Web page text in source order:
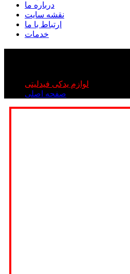
درباره ما
نقشه سایت
ارتباط با ما
خدمات
لوازم یدکی فیدلیتی
صفحه اصلی